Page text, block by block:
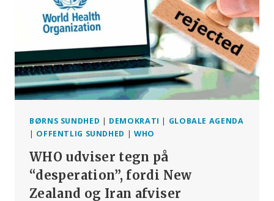
BØRNS SUNDHED | DEMOKRATI | GLOBALE AGENDA
| OFFENTLIG SUNDHED | WHO
WHO udviser tegn på
“desperation”, fordi New
Zealand og Iran afviser